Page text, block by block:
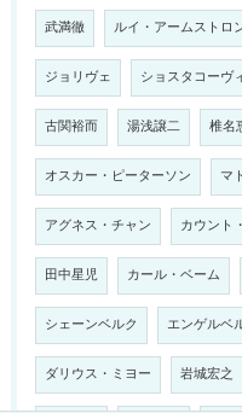
武満徹 ルイ・アームストロ
ジョリヴェ ショスタコーヴ
古関裕而 湯浅譲二 椎名
オスカー・ピーターソン マ
アグネス・チャン カウント
田中星児 カール・ベーム
シェーンベルク エンゲルベ
ダリウス・ミヨー 岩城宏之